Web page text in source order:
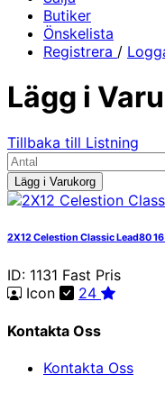
Butiker
Önskelista
Registrera /
Lägg i
Tillbaka till Listning
Lägg i Varukorg
2X12 Celestion Classic Lead80
ID: 1131 Fast Pris
Icon
24
Kontakta Oss
Kontakta Oss